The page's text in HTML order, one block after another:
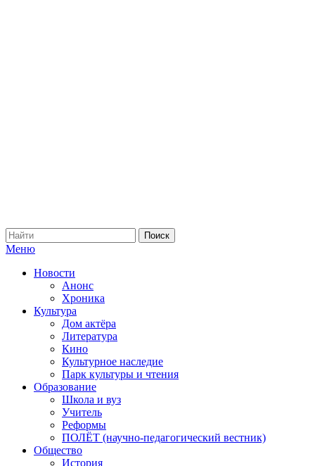
Меню
Новости
Анонс
Хроника
Культура
Дом актёра
Литература
Кино
Культурное наследие
Парк культуры и чтения
Образование
Школа и вуз
Учитель
Реформы
ПОЛЁТ (научно-педагогический вестник)
Общество
История